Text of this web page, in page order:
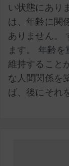
い状態にあり
は、年齢に関
ありません。
ます。 年齢
維持すること
な人間関係を
ば、後にそれ